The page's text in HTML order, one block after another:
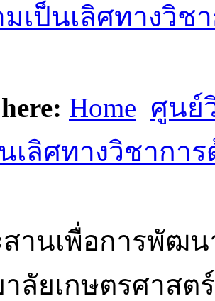
เป็นเลิศทางวิช
Home ศูนย์
เลิศทางวิชากา
านเพื่อการพัฒน
ลัยเกษตรศาสต